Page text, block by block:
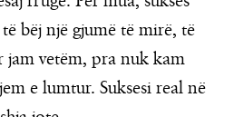
bëj një gjumë të mirë, të
vetëm, pra nuk kam
e lumtur. Suksesi real në